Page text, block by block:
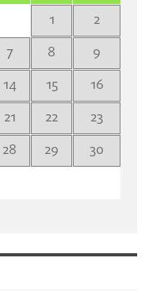
1
2
7 8
9
14 15
16
21 22
23
28 29
30